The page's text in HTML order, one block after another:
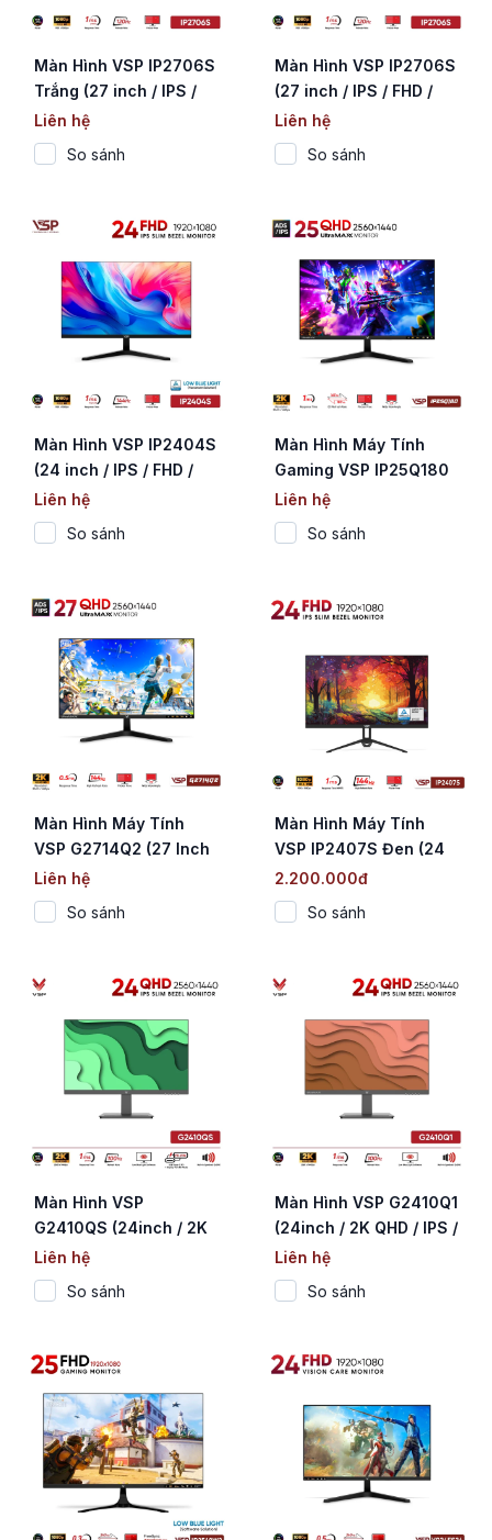
Màn Hình VSP IP2706S
Trắng (27 inch / IPS /
FHD / 120Hz / 1ms)
Liên hệ
So sánh
Màn Hình VSP IP2706S
(27 inch / IPS / FHD /
120Hz / 1ms)
Liên hệ
So sánh
Màn Hình VSP IP2404S
(24 inch / IPS / FHD /
144Hz / 1ms)
Liên hệ
So sánh
Màn Hình Máy Tính
Gaming VSP IP25Q180
(25 Inch / 2K QHD / IPS
/ 180Hz / 1ms)
Liên hệ
So sánh
Màn Hình Máy Tính
VSP G2714Q2 (27 Inch
/ 2K QHD / IPS / 144Hz /
0.5ms)
Liên hệ
So sánh
Màn Hình Máy Tính
VSP IP2407S Đen (24
Inch / FHD / IPS / 144Hz
/ 1ms)
2.200.000đ
So sánh
Màn Hình VSP
G2410QS (24inch / 2K
QHD / IPS / 100Hz /
Type-C PD 65W / Loa
kép)
Liên hệ
So sánh
Màn Hình VSP G2410Q1
(24inch / 2K QHD / IPS /
100Hz / 1ms / Tích hợp
Loa Kép)
Liên hệ
So sánh